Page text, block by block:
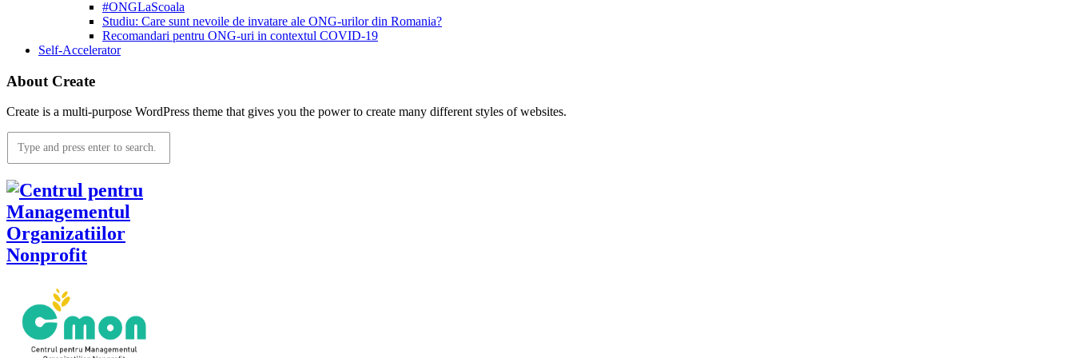
#ONGLaScoala
Studiu: Care sunt nevoile de invatare ale ONG-urilor din Romania?
Recomandari pentru ONG-uri in contextul COVID-19
Self-Accelerator
About Create
Create is a multi-purpose WordPress theme that gives you the power to create many different styles of websites.